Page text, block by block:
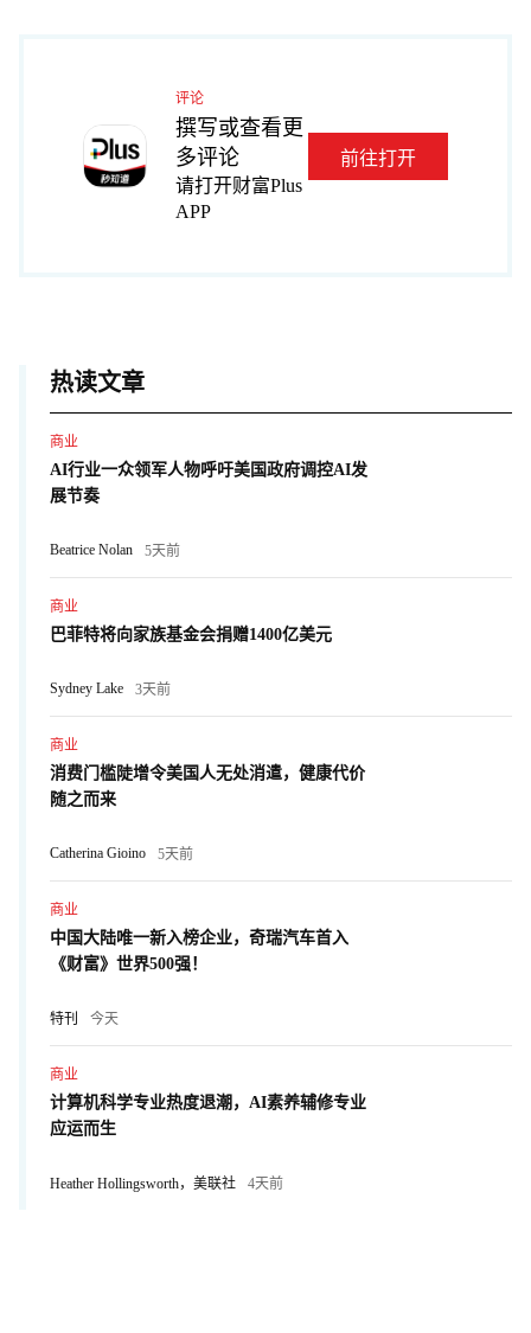
评论
撰写或查看更
多评论
请打开财富Plus
APP
前往打开
热读文章
商业
AI行业一众领军人物呼吁美国政府调控AI发
展节奏
Beatrice Nolan 5天前
商业
巴菲特将向家族基金会捐赠1400亿美元
Sydney Lake 3天前
商业
消费门槛陡增令美国人无处消遣，健康代价
随之而来
Catherina Gioino 5天前
商业
中国大陆唯一新入榜企业，奇瑞汽车首入
《财富》世界500强！
特刊 今天
商业
计算机科学专业热度退潮，AI素养辅修专业
应运而生
Heather Hollingsworth，美联社 4天前